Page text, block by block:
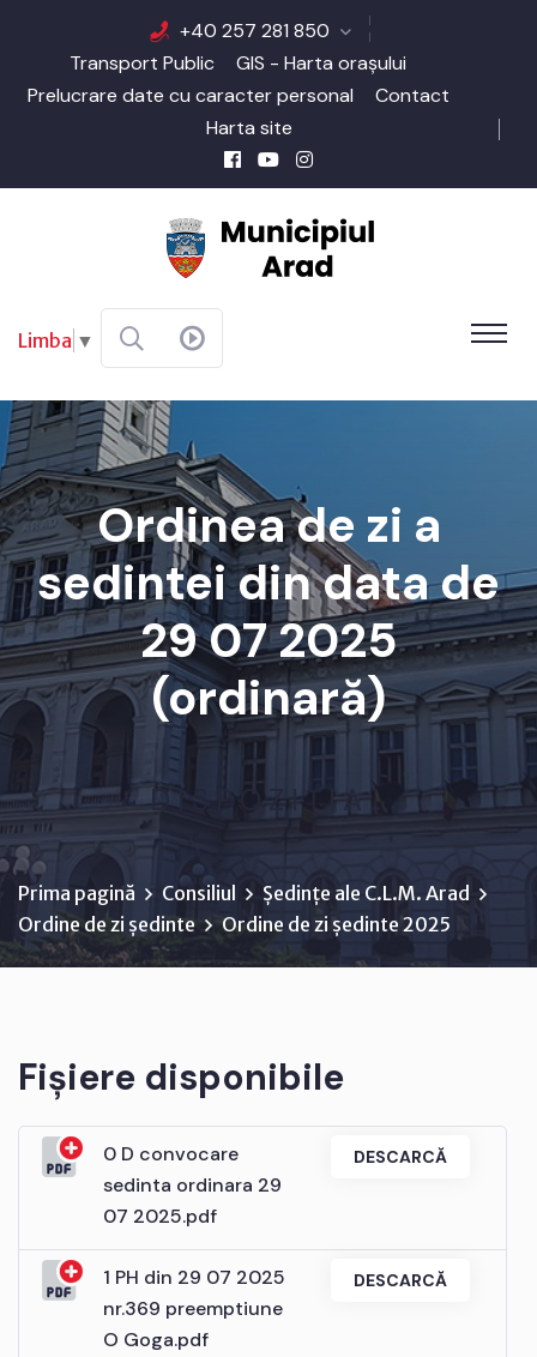
+40 257 281 850
Transport Public
GIS - Harta orașului
Prelucrare date cu caracter personal
Contact
Harta site
Limba ▼
Ordinea de zi a
sedintei din data de
29 07 2025
(ordinară)
D I S P O Z I Ţ I A ...
Prima pagină Consiliul
Ședințe ale C.L.M. Arad
Ordine de zi ședinte
Ordine de zi ședinte 2025
Fișiere disponibile
0 D convocare
sedinta ordinara 29
07 2025.pdf
DESCARCĂ
1 PH din 29 07 2025
nr.369 preemptiune
O Goga.pdf
DESCARCĂ